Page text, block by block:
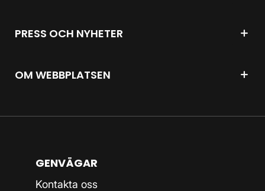
PRESS OCH NYHETER
OM WEBBPLATSEN
GENVÄGAR
Kontakta oss